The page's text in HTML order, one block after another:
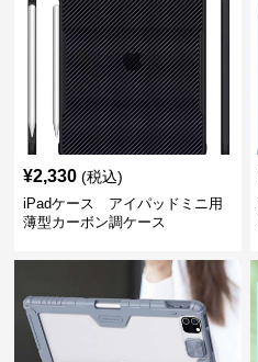
¥2,330 (税込)
iPadケース アイパッドミニ用
薄型カーボン調ケース